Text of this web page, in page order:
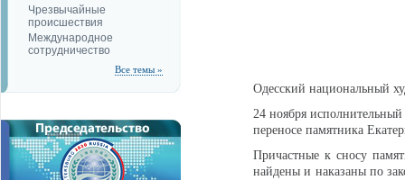
Чрезвычайные
происшествия
Международное
сотрудничество
Все темы »
Одесский национальный
24 ноября исполнительный
переносе памятника
Причастные к сносу
найдены и наказаны по